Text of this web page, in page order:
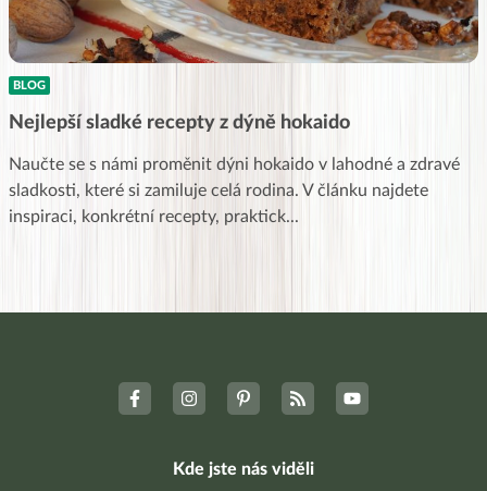
BLOG
Nejlepší sladké recepty z dýně hokaido
Naučte se s námi proměnit dýni hokaido v lahodné a zdravé
sladkosti, které si zamiluje celá rodina. V článku najdete
inspiraci, konkrétní recepty, praktick...
Kde jste nás viděli